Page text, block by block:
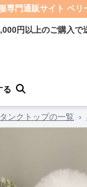
専門通販サイト ペリ
円以上のご購入で
る
タンクトップの一覧 ›